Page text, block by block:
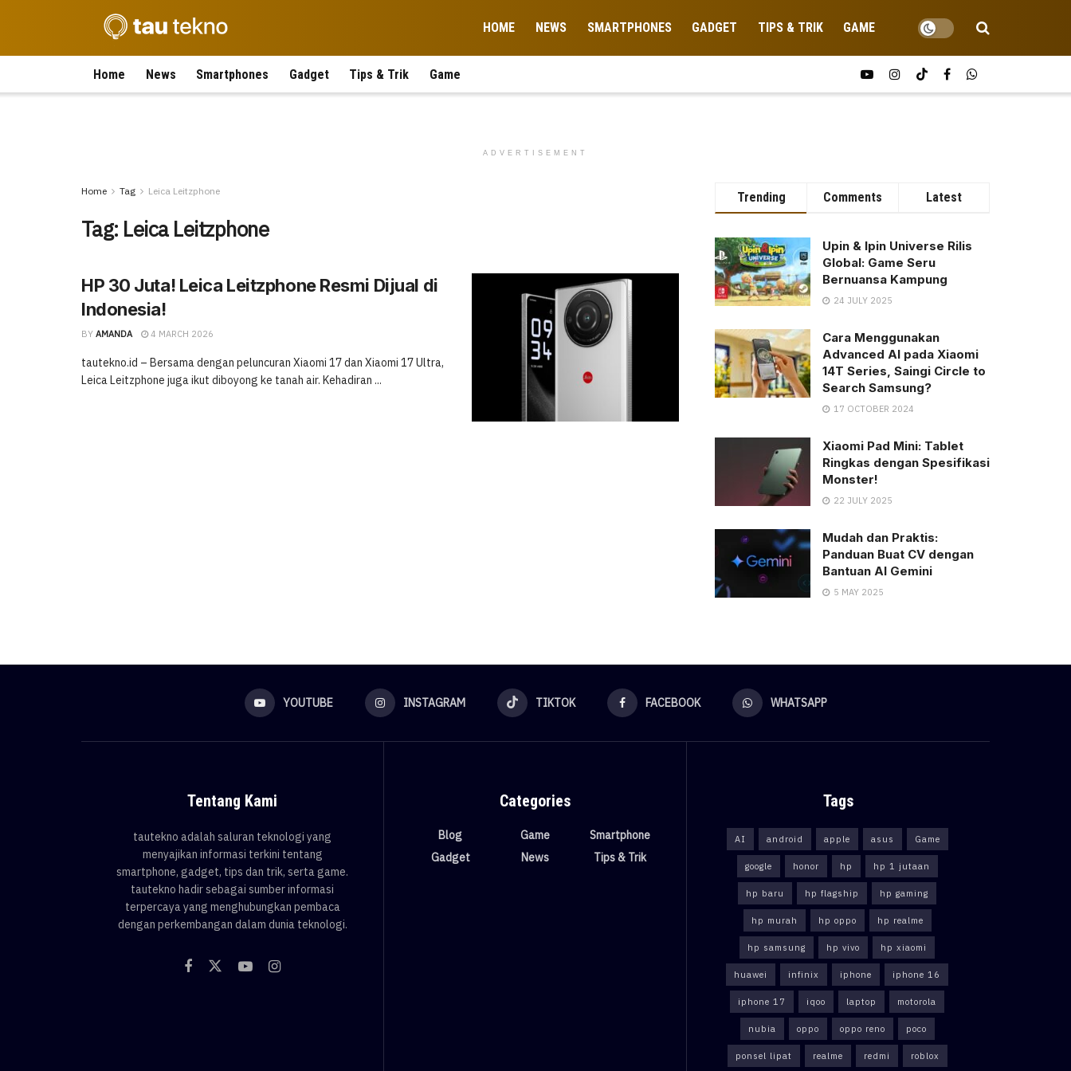
HOME NEWS SMARTPHONES GADGET TIPS & TRIK GAME
Home News Smartphones Gadget Tips & Trik Game
ADVERTISEMENT
Home Tag Leica Leitzphone
Tag: Leica Leitzphone
HP 30 Juta! Leica Leitzphone Resmi Dijual di
Indonesia!
BY AMANDA 4 MARCH 2026
tautekno.id – Bersama dengan peluncuran Xiaomi 17 dan Xiaomi 17 Ultra,
Leica Leitzphone juga ikut diboyong ke tanah air. Kehadiran ...
Trending Comments Latest
Upin & Ipin Universe Rilis
Global: Game Seru
Bernuansa Kampung
24 JULY 2025
Cara Menggunakan
Advanced AI pada Xiaomi
14T Series, Saingi Circle to
Search Samsung?
17 OCTOBER 2024
Xiaomi Pad Mini: Tablet
Ringkas dengan Spesifikasi
Monster!
22 JULY 2025
Mudah dan Praktis:
Panduan Buat CV dengan
Bantuan AI Gemini
5 MAY 2025
YOUTUBE INSTAGRAM TIKTOK FACEBOOK WHATSAPP
Tentang Kami
tautekno adalah saluran teknologi yang
menyajikan informasi terkini tentang
smartphone, gadget, tips dan trik, serta game.
tautekno hadir sebagai sumber informasi
terpercaya yang menghubungkan pembaca
dengan perkembangan dalam dunia teknologi.
Categories
Blog
Gadget
Game
News
Smartphone
Tips & Trik
Tags
AI android apple asus Game
google honor hp hp 1 jutaan
hp baru hp flagship hp gaming
hp murah hp oppo hp realme
hp samsung hp vivo hp xiaomi
huawei infinix iphone iphone 16
iphone 17 iqoo laptop motorola
nubia oppo oppo reno poco
ponsel lipat realme redmi roblox